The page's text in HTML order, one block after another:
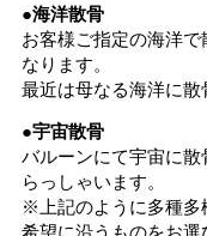
●海洋散骨
お客様ご指定の海洋
なります。
最近は母なる海洋に散
●宇宙散骨
バルーンにて宇宙に
らっしゃいます。
※上記のように多種多